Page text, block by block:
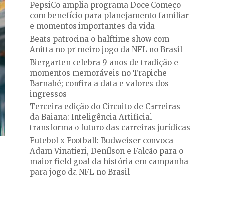
PepsiCo amplia programa Doce Começo
com benefício para planejamento familiar
e momentos importantes da vida
Beats patrocina o halftime show com
Anitta no primeiro jogo da NFL no Brasil
Biergarten celebra 9 anos de tradição e
momentos memoráveis no Trapiche
Barnabé; confira a data e valores dos
ingressos
Terceira edição do Circuito de Carreiras
da Baiana: Inteligência Artificial
transforma o futuro das carreiras jurídicas
Futebol x Football: Budweiser convoca
Adam Vinatieri, Denílson e Falcão para o
maior field goal da história em campanha
para jogo da NFL no Brasil